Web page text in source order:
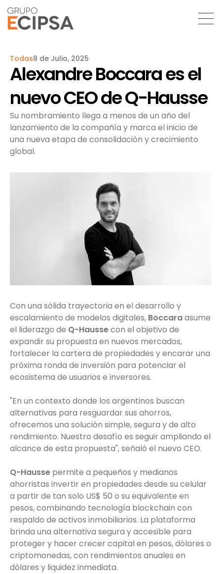
Todas8 de Julio, 2025
Alexandre Boccara es el
nuevo CEO de Q-Hausse
Su nombramiento llega a menos de un año del
lanzamiento de la compañía y marca el inicio de
una nueva etapa de consolidación y crecimiento
global.
Con una sólida trayectoria en el desarrollo y
escalamiento de modelos digitales, Boccaraasume
el liderazgo de Q-Haussecon el objetivo de
expandir su propuesta en nuevos mercados,
fortalecer la cartera de propiedades y encarar una
próxima ronda de inversión para potenciar el
ecosistema de usuarios e inversores.
"En un contexto donde los argentinos buscan
alternativas para resguardar sus ahorros,
ofrecemos una solución simple, segura y de alto
rendimiento. Nuestro desafío es seguir ampliando el
alcance de esta propuesta", señaló el nuevo CEO.
Q-Hausse permite a pequeños y medianos
ahorristas invertir en propiedades desde su celular
a partir de tan solo US$ 50 o su equivalente en
pesos, combinando tecnología blockchain con
respaldo de activos inmobiliarios. La plataforma
brinda una alternativa segura y accesible para
proteger y hacer crecer capital en pesos, dólares o
criptomonedas, con rendimientos anuales en
dólares y liquidez inmediata.